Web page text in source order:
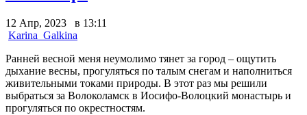
12 Апр, 2023 в 13:11
Karina_Galkina
Ранней весной меня неумолимо тянет за город – ощутить
дыхание весны, прогуляться по талым снегам и наполниться
живительными токами природы. В этот раз мы решили
выбраться за Волоколамск в Иосифо-Волоцкий монастырь и
прогуляться по окрестностям.